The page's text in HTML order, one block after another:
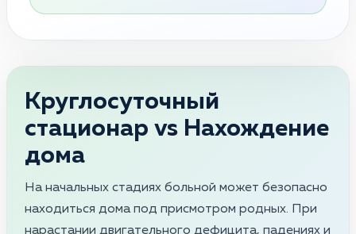
Круглосуточный
стационар vs Нахождение
дома
На начальных стадиях больной может безопасно
находиться дома под присмотром родных. При
нарастании двигательного дефицита, падениях и